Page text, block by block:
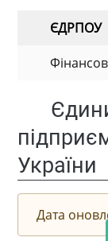
ЄДРПОУ
України
Дата